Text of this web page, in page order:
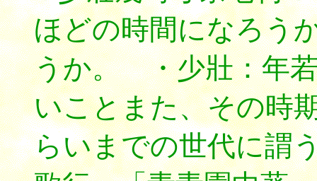
ほどの時間になろう
うか。 ・少壯：年
いことまた、その時
らいまでの世代に謂